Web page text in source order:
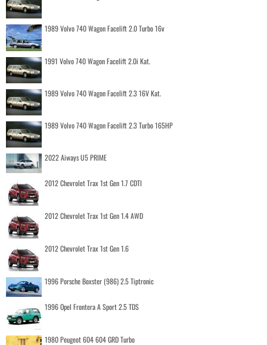
1989 Volvo 740 Wagon Facelift 2.0 Turbo 16v
1991 Volvo 740 Wagon Facelift 2.0i Kat.
1989 Volvo 740 Wagon Facelift 2.3 16V Kat.
1989 Volvo 740 Wagon Facelift 2.3 Turbo 165HP
2022 Aiways U5 PRIME
2012 Chevrolet Trax 1st Gen 1.7 CDTI
2012 Chevrolet Trax 1st Gen 1.4 AWD
2012 Chevrolet Trax 1st Gen 1.6
1996 Porsche Boxster (986) 2.5 Tiptronic
1996 Opel Frontera A Sport 2.5 TDS
1980 Peugeot 604 604 GRD Turbo